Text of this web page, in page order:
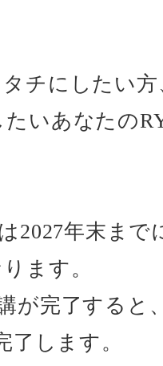
チにしたい
いあなたの
2027年末まで
ます。
が完了すると
了します。